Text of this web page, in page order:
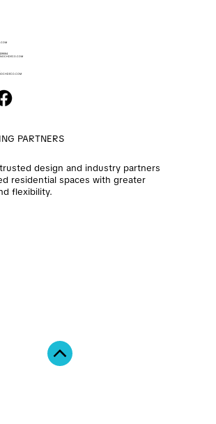
PARTNERS
design and industry partners
residential spaces with greater
flexibility.